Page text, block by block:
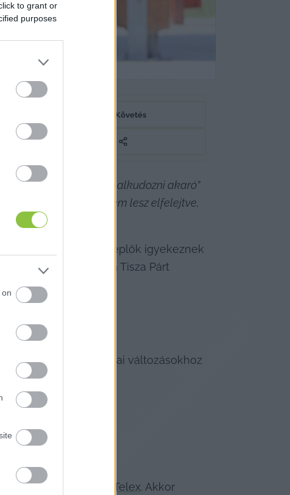
to grant or
purposes
Követés
a
„most már alkudozni akaró”
idézett:
„semmi nem lesz elfelejtve,
és gazdasági szereplők igyekeznek
is felajánlhattak a Tisza Párt
akik a politikai változásokhoz
alkalmával – írta a Telex. Akkor